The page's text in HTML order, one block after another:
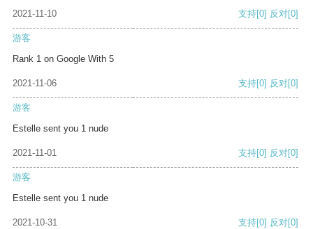
2021-11-10 支持[0] 反对[0]
游客
Rank 1 on Google With 5
2021-11-06 支持[0] 反对[0]
游客
Estelle sent you 1 nude
2021-11-01 支持[0] 反对[0]
游客
Estelle sent you 1 nude
2021-10-31 支持[0] 反对[0]